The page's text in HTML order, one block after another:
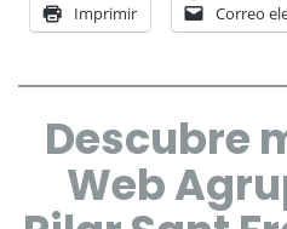
Imprimir Correo
Descubre
Web